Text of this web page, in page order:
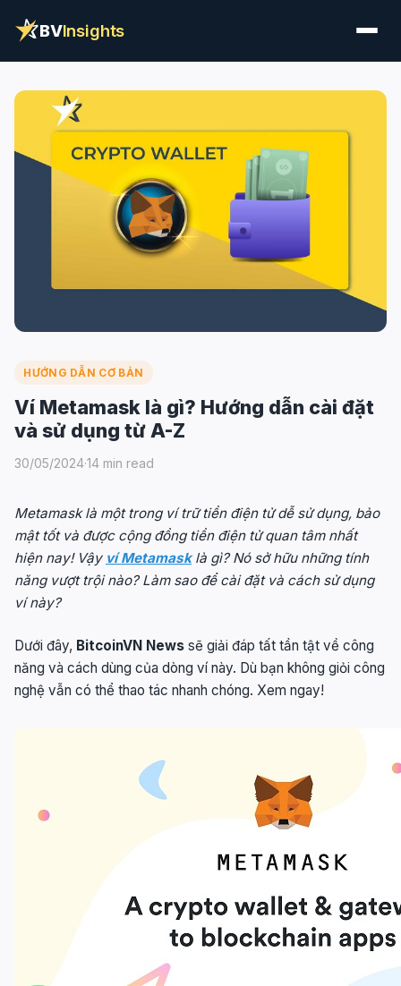
BVInsights
HƯỚNG DẪN CƠ BẢN
Ví Metamask là gì? Hướng dẫn cài đặt
và sử dụng từ A-Z
30/05/2024·14 min read
Metamask là một trong ví trữ tiền điện tử dễ sử dụng, bảo
mật tốt và được cộng đồng tiền điện tử quan tâm nhất
hiện nay! Vậy ví Metamasklà gì? Nó sở hữu những tính
năng vượt trội nào? Làm sao để cài đặt và cách sử dụng
ví này?
Dưới đây, BitcoinVN News sẽ giải đáp tất tần tật về công
năng và cách dùng của dòng ví này. Dù bạn không giỏi công
nghệ vẫn có thể thao tác nhanh chóng. Xem ngay!